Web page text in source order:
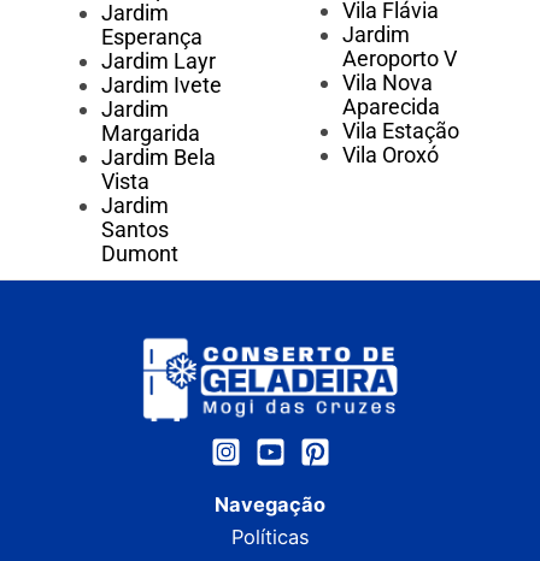
Jardim
Esperança
Jardim Layr
Jardim Ivete
Jardim
Margarida
Jardim Bela
Vista
Jardim
Santos
Dumont
Vila Flávia
Jardim
Aeroporto V
Vila Nova
Aparecida
Vila Estação
Vila Oroxó
Navegação
Políticas